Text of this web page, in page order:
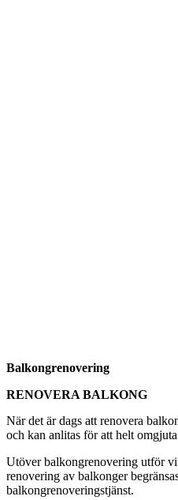
Balkongrenovering
RENOVERA BALKONG
När det är dags att renovera
och kan anlitas för att helt
Utöver balkongrenovering utför vi
renovering av balkonger
balkongrenoveringstjänst.